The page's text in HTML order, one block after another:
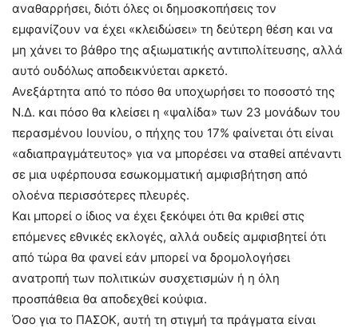
αναθαρρήσει, διότι όλες οι δημοσκοπήσεις τον
εμφανίζουν να έχει «κλειδώσει» τη δεύτερη θέση και να
μη χάνει το βάθρο της αξιωματικής αντιπολίτευσης, αλλά
αυτό ουδόλως αποδεικνύεται αρκετό.
Ανεξάρτητα από το πόσο θα υποχωρήσει το ποσοστό της
Ν.Δ. και πόσο θα κλείσει η «ψαλίδα» των 23 μονάδων του
περασμένου Ιουνίου, ο πήχης του 17% φαίνεται ότι είναι
«αδιαπραγμάτευτος» για να μπορέσει να σταθεί απέναντι
σε μια υφέρπουσα εσωκομματική αμφισβήτηση από
ολοένα περισσότερες πλευρές.
Και μπορεί ο ίδιος να έχει ξεκόψει ότι θα κριθεί στις
επόμενες εθνικές εκλογές, αλλά ουδείς αμφισβητεί ότι
από τώρα θα φανεί εάν μπορεί να δρομολογήσει
ανατροπή των πολιτικών συσχετισμών ή η όλη
προσπάθεια θα αποδεχθεί κούφια.
Όσο για το ΠΑΣΟΚ, αυτή τη στιγμή τα πράγματα είναι